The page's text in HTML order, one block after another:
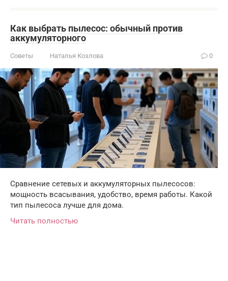
Как выбрать пылесос: обычный против
аккумуляторного
Советы Наталья Козлова 0
Сравнение сетевых и аккумуляторных пылесосов:
мощность всасывания, удобство, время работы. Какой
тип пылесоса лучше для дома.
Читать полностью